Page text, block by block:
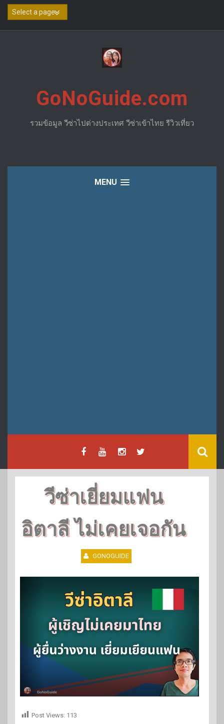
Skip
GoNoGuide.com
รวมข้อมูล วีซ่าไปต่างประเทศ วีซ่าเข้าไทย รีวิวเที่ยว
MENU
วีซ่าเยี่ยมแฟน
อิตาลี ไม่เคยเจอกัน
GONOGUIDE
Post Views: 113